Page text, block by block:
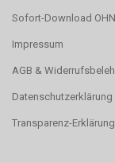
Sofort-Download
Impressum
AGB &
Datenschutzerklärung
Transparenz-